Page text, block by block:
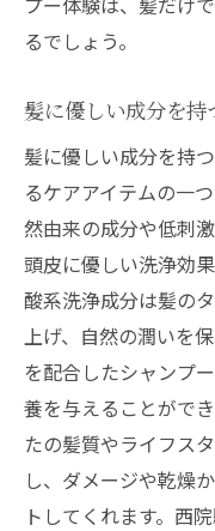
西院で見つ
自宅ででき
美容院で学
プロのケア
髪の美しさ
ム
美容院のス
西院で提案
西院美容院で
の道
美しい髪
ト選び
るでしょう。
髪に優しい成分を持
髪に優しい成分を持
るケアアイテムの一
然由来の成分や低刺
頭皮に優しい洗浄効
酸系洗浄成分は髪の
上げ、自然の潤いを
を配合したシャンプ
養を与えることがで
たの髪質やライフス
し、ダメージや乾燥
トしてくれます。西